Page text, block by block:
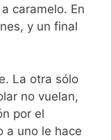
caramelo. En
y un final
La otra sólo
no vuelan,
por el
a uno le hace